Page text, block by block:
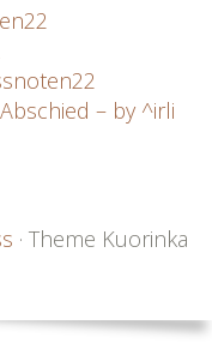
– by ^irli
· Theme Kuorinka